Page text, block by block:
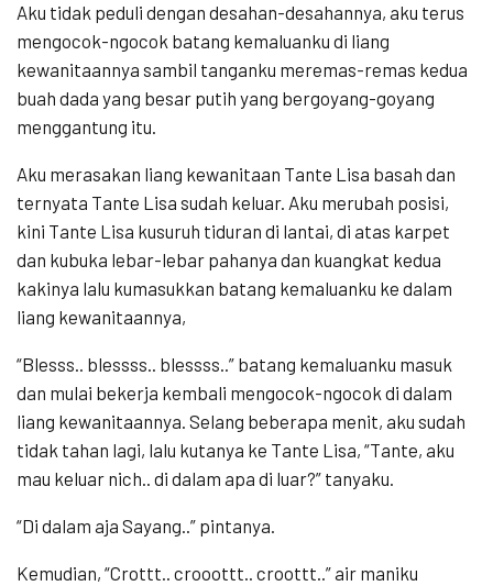
Aku tidak peduli dengan desahan-desahannya, aku terus
mengocok-ngocok batang kemaluanku di liang
kewanitaannya sambil tanganku meremas-remas kedua
buah dada yang besar putih yang bergoyang-goyang
menggantung itu.
Aku merasakan liang kewanitaan Tante Lisa basah dan
ternyata Tante Lisa sudah keluar. Aku merubah posisi,
kini Tante Lisa kusuruh tiduran di lantai, di atas karpet
dan kubuka lebar-lebar pahanya dan kuangkat kedua
kakinya lalu kumasukkan batang kemaluanku ke dalam
liang kewanitaannya,
“Blesss.. blessss.. blessss..” batang kemaluanku masuk
dan mulai bekerja kembali mengocok-ngocok di dalam
liang kewanitaannya. Selang beberapa menit, aku sudah
tidak tahan lagi, lalu kutanya ke Tante Lisa, “Tante, aku
mau keluar nich.. di dalam apa di luar?” tanyaku.
“Di dalam aja Sayang..” pintanya.
Kemudian, “Crottt.. crooottt.. croottt..” air maniku